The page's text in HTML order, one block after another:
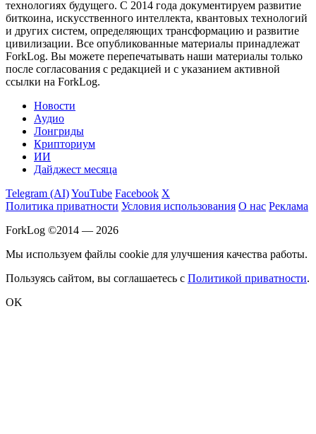
технологиях будущего. С 2014 года документируем развитие
биткоина, искусственного интеллекта, квантовых технологий
и других систем, определяющих трансформацию и развитие
цивилизации. Все опубликованные материалы принадлежат
ForkLog. Вы можете перепечатывать наши материалы только
после согласования с редакцией и с указанием активной
ссылки на ForkLog.
Новости
Аудио
Лонгриды
Крипториум
ИИ
Дайджест месяца
Telegram (AI)YouTube Facebook X
Политика приватности Условия использования О нас Реклама
ForkLog ©2014 — 2026
Мы используем файлы cookie для улучшения качества работы.
Пользуясь сайтом, вы соглашаетесь с Политикой приватности.
OK